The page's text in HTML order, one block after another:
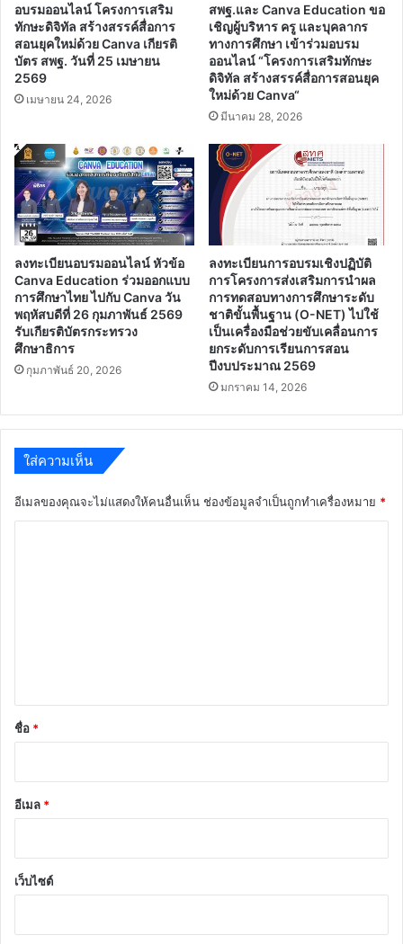
อบรมออนไลน์ โครงการเสริม
ทักษะดิจิทัล สร้างสรรค์สื่อการ
สอนยุคใหม่ด้วย Canva เกียรติ
บัตร สพฐ. วันที่ 25 เมษายน
2569
เมษายน 24, 2026
สพฐ.และ Canva Education ขอ
เชิญผู้บริหาร ครู และบุคลากร
ทางการศึกษา เข้าร่วมอบรม
ออนไลน์ “โครงการเสริมทักษะ
ดิจิทัล สร้างสรรค์สื่อการสอนยุค
ใหม่ด้วย Canva“
มีนาคม 28, 2026
ลงทะเบียนอบรมออนไลน์ หัวข้อ
Canva Education ร่วมออกแบบ
การศึกษาไทย ไปกับ Canva วัน
พฤหัสบดีที่ 26 กุมภาพันธ์ 2569
รับเกียรติบัตรกระทรวง
ศึกษาธิการ
กุมภาพันธ์ 20, 2026
ลงทะเบียนการอบรมเชิงปฏิบัติ
การโครงการส่งเสริมการนำผล
การทดสอบทางการศึกษาระดับ
ชาติขั้นพื้นฐาน (O-NET) ไปใช้
เป็นเครื่องมือช่วยขับเคลื่อนการ
ยกระดับการเรียนการสอน
ปีงบประมาณ 2569
มกราคม 14, 2026
ใส่ความเห็น
อีเมลของคุณจะไม่แสดงให้คนอื่นเห็น ช่องข้อมูลจำเป็นถูกทำเครื่องหมาย *
*
ชื่อ *
อีเมล *
เว็บไซต์